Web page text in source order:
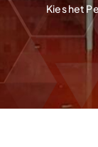
Kies het